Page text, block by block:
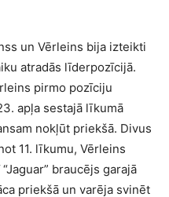
un Vērleins bija izteikti
atradās līderpozīcijā.
pirmo pozīciju
apļa sestajā līkumā
nokļūt priekšā. Divus
11. līkumu, Vērleins
braucējs garajā
priekšā un varēja svinēt